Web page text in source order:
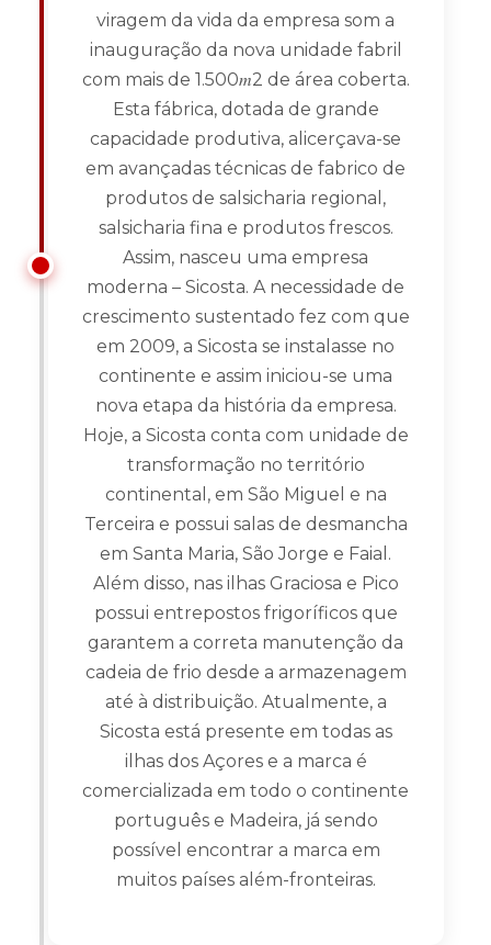
viragem da vida da empresa som a
inauguração da nova unidade fabril
com mais de 1.500𝑚2 de área coberta.
Esta fábrica, dotada de grande
capacidade produtiva, alicerçava-se
em avançadas técnicas de fabrico de
produtos de salsicharia regional,
salsicharia fina e produtos frescos.
Assim, nasceu uma empresa
moderna – Sicosta. A necessidade de
crescimento sustentado fez com que
em 2009, a Sicosta se instalasse no
continente e assim iniciou-se uma
nova etapa da história da empresa.
Hoje, a Sicosta conta com unidade de
transformação no território
continental, em São Miguel e na
Terceira e possui salas de desmancha
em Santa Maria, São Jorge e Faial.
Além disso, nas ilhas Graciosa e Pico
possui entrepostos frigoríficos que
garantem a correta manutenção da
cadeia de frio desde a armazenagem
até à distribuição. Atualmente, a
Sicosta está presente em todas as
ilhas dos Açores e a marca é
comercializada em todo o continente
português e Madeira, já sendo
possível encontrar a marca em
muitos países além-fronteiras.